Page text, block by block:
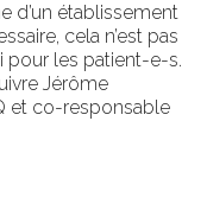
d’un établissement
cela n’est pas
pour les patient-e-s.
Jérôme
et co-responsable